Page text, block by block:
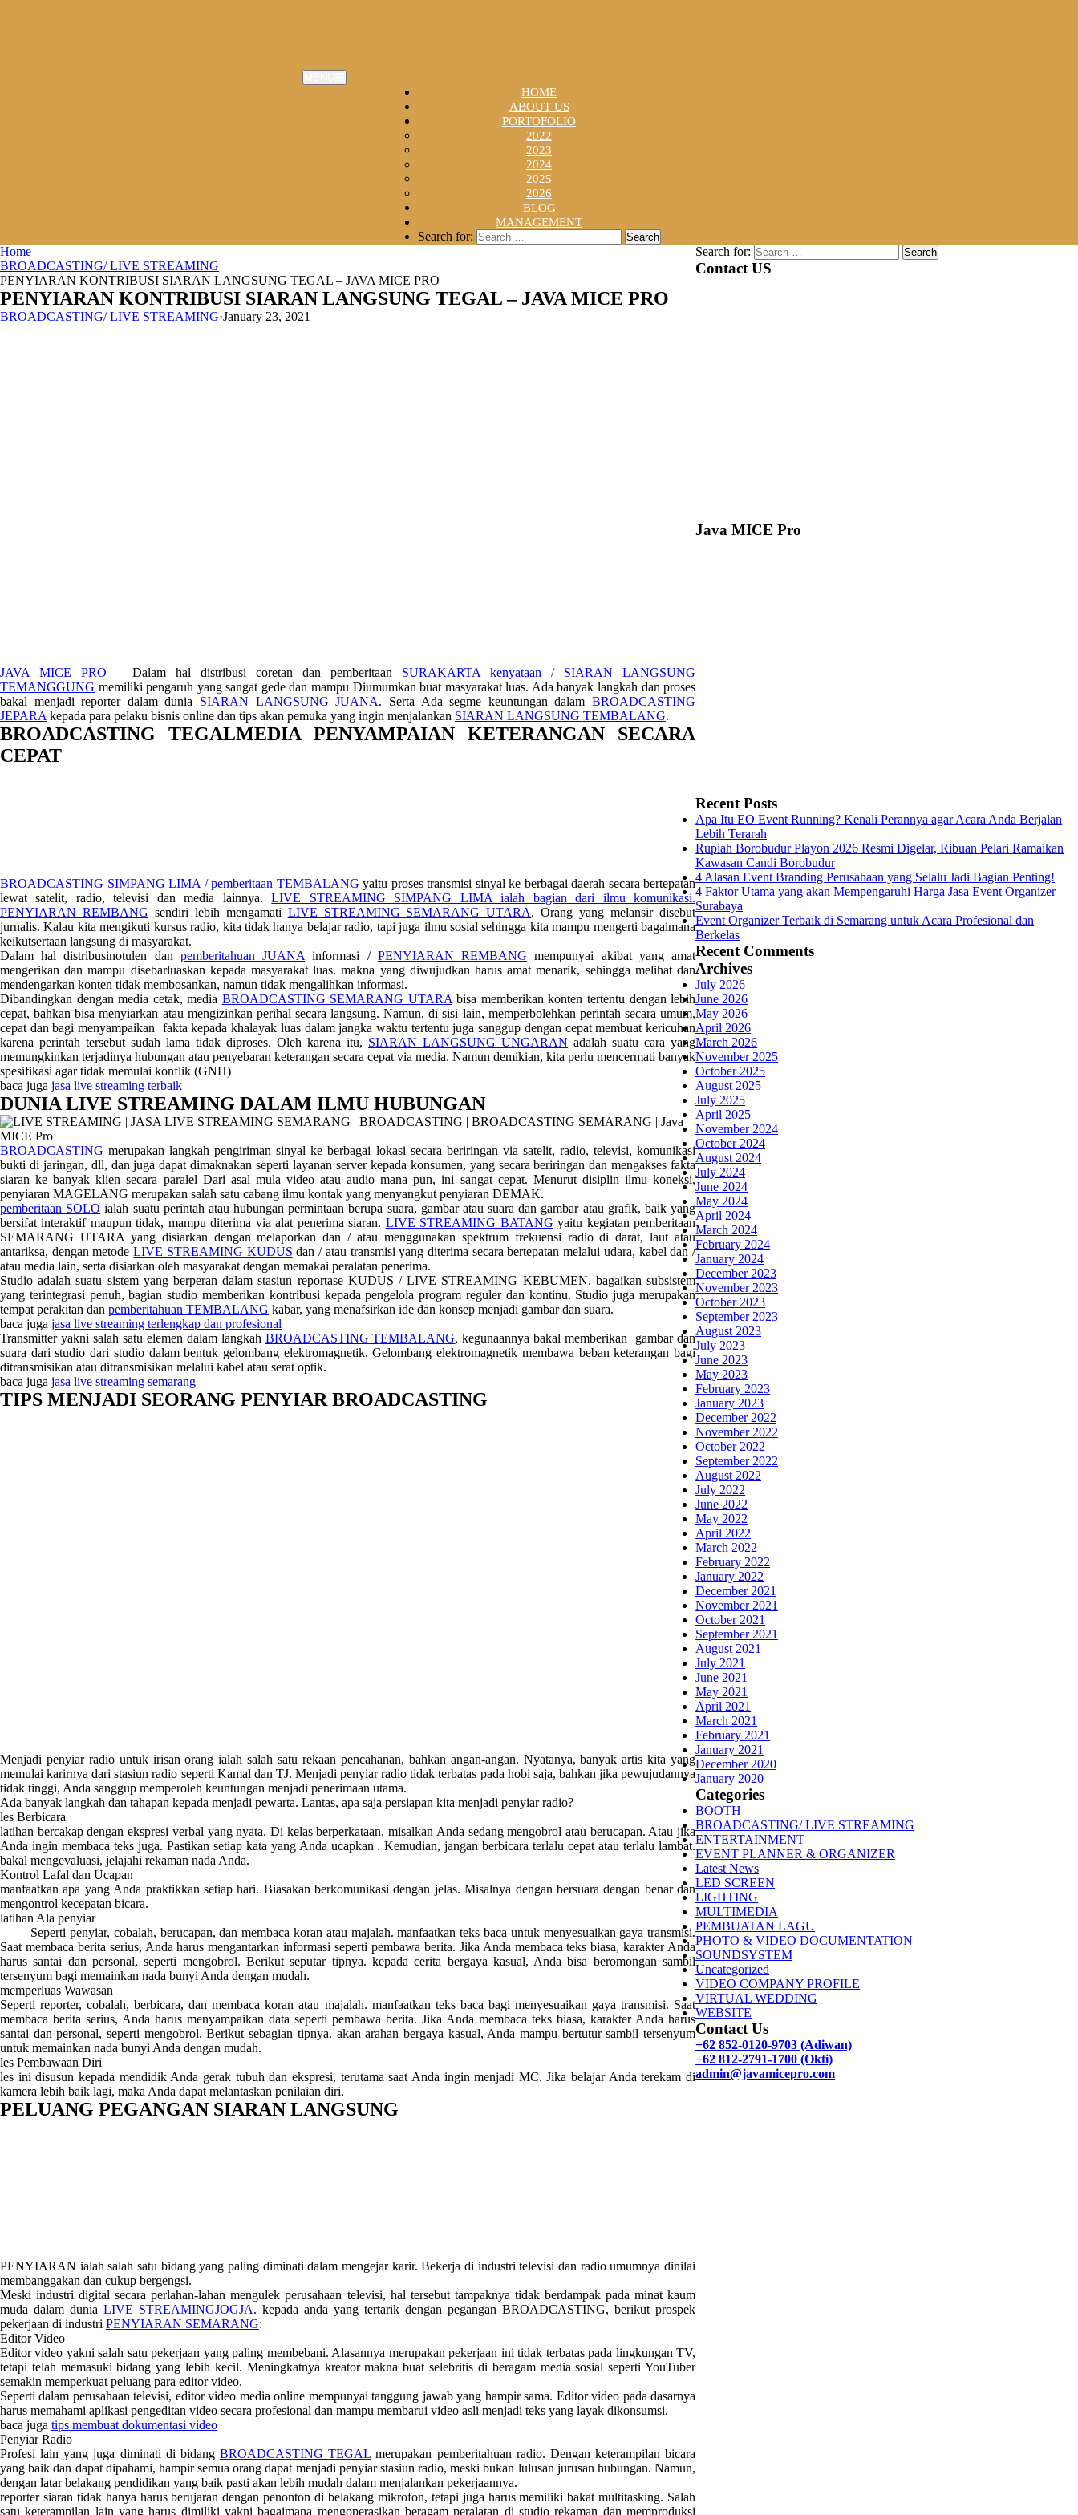
HOME
ABOUT US
PORTOFOLIO
2022
2023
2024
2025
2026
BLOG
MANAGEMENT
Search for:
Home
BROADCASTING/ LIVE STREAMING
PENYIARAN KONTRIBUSI SIARAN LANGSUNG TEGAL – JAVA MICE PRO
PENYIARAN KONTRIBUSI SIARAN LANGSUNG TEGAL – JAVA MICE PRO
BROADCASTING/ LIVE STREAMING·January 23, 2021
JAVA MICE PRO – Dalam hal distribusi coretan dan pemberitaan SURAKARTA kenyataan / SIARAN LANGSUNG
TEMANGGUNG memiliki pengaruh yang sangat gede dan mampu Diumumkan buat masyarakat luas. Ada banyak langkah dan proses
bakal menjadi reporter dalam dunia SIARAN LANGSUNG JUANA. Serta Ada segme keuntungan dalamBROADCASTING
JEPARA kepada para pelaku bisnis online dan tips akan pemuka yang ingin menjalankan SIARAN LANGSUNG TEMBALANG.
BROADCASTING TEGALMEDIA PENYAMPAIAN KETERANGAN SECARA
CEPAT
BROADCASTING SIMPANG LIMA / pemberitaan TEMBALANG yaitu proses transmisi sinyal ke berbagai daerah secara bertepatan
lewat satelit, radio, televisi dan media lainnya.LIVE STREAMING SIMPANG LIMA ialah bagian dari ilmu komunikasi.
PENYIARAN REMBANG sendiri lebih mengamati LIVE STREAMING SEMARANG UTARA. Orang yang melansir disebut
jurnalis. Kalau kita mengikuti kursus radio, kita tidak hanya belajar radio, tapi juga ilmu sosial sehingga kita mampu mengerti bagaimana
keikutsertaan langsung di masyarakat.
Dalam hal distribusinotulen dan pemberitahuan JUANA informasi / PENYIARAN REMBANG mempunyai akibat yang amat
mengerikan dan mampu disebarluaskan kepada masyarakat luas. makna yang diwujudkan harus amat menarik, sehingga melihat dan
mendengarkan konten tidak membosankan, namun tidak mengalihkan informasi.
Dibandingkan dengan media cetak, media BROADCASTING SEMARANG UTARA bisa memberikan konten tertentu dengan lebih
cepat, bahkan bisa menyiarkan atau mengizinkan perihal secara langsung. Namun, di sisi lain, memperbolehkan perintah secara umum,
cepat dan bagi menyampaikan fakta kepada khalayak luas dalam jangka waktu tertentu juga sanggup dengan cepat membuat kericuhan
karena perintah tersebut sudah lama tidak diproses. Oleh karena itu, SIARAN LANGSUNG UNGARAN adalah suatu cara yang
memungkinkan terjadinya hubungan atau penyebaran keterangan secara cepat via media. Namun demikian, kita perlu mencermati banyak
spesifikasi agar tidak memulai konflik (GNH)
baca juga jasa live streaming terbaik
DUNIA LIVE STREAMING DALAM ILMU HUBUNGAN
BROADCASTING merupakan langkah pengiriman sinyal ke berbagai lokasi secara beriringan via satelit, radio, televisi, komunikasi
bukti di jaringan, dll, dan juga dapat dimaknakan seperti layanan server kepada konsumen, yang secara beriringan dan mengakses fakta
siaran ke banyak klien secara paralel Dari asal mula video atau audio mana pun, ini sangat cepat. Menurut disiplin ilmu koneksi,
penyiaran MAGELANG merupakan salah satu cabang ilmu kontak yang menyangkut penyiaran DEMAK.
pemberitaan SOLO ialah suatu perintah atau hubungan permintaan berupa suara, gambar atau suara dan gambar atau grafik, baik yang
bersifat interaktif maupun tidak, mampu diterima via alat penerima siaran. LIVE STREAMING BATANG yaitu kegiatan pemberitaan
SEMARANG UTARA yang disiarkan dengan melaporkan dan / atau menggunakan spektrum frekuensi radio di darat, laut atau
antariksa, dengan metodeLIVE STREAMING KUDUS dan / atau transmisi yang diterima secara bertepatan melalui udara, kabel dan /
atau media lain, serta disiarkan oleh masyarakat dengan memakai peralatan penerima.
Studio adalah suatu sistem yang berperan dalam stasiun reportase KUDUS / LIVE STREAMING KEBUMEN. bagaikan subsistem
yang terintegrasi penuh, bagian studio memberikan kontribusi kepada pengelola program reguler dan kontinu. Studio juga merupakan
tempat perakitan dan pemberitahuan TEMBALANG kabar, yang menafsirkan ide dan konsep menjadi gambar dan suara.
baca juga jasa live streaming terlengkap dan profesional
Transmitter yakni salah satu elemen dalam langkah BROADCASTING TEMBALANG, kegunaannya bakal memberikan gambar dan
suara dari studio dari studio dalam bentuk gelombang elektromagnetik. Gelombang elektromagnetik membawa beban keterangan bagi
ditransmisikan atau ditransmisikan melalui kabel atau serat optik.
baca juga jasa live streaming semarang
TIPS MENJADI SEORANG PENYIAR BROADCASTING
Menjadi penyiar radio untuk irisan orang ialah salah satu rekaan pencahanan, bahkan angan-angan. Nyatanya, banyak artis kita yang
memulai karirnya dari stasiun radio seperti Kamal dan TJ. Menjadi penyiar radio tidak terbatas pada hobi saja, bahkan jika pewujudannya
tidak tinggi, Anda sanggup memperoleh keuntungan menjadi penerimaan utama.
Ada banyak langkah dan tahapan kepada menjadi pewarta. Lantas, apa saja persiapan kita menjadi penyiar radio?
les Berbicara
latihan bercakap dengan ekspresi verbal yang nyata. Di kelas berperkataan, misalkan Anda sedang mengobrol atau berucapan. Atau jika
Anda ingin membaca teks juga. Pastikan setiap kata yang Anda ucapkan . Kemudian, jangan berbicara terlalu cepat atau terlalu lambat.
bakal mengevaluasi, jelajahi rekaman nada Anda.
Kontrol Lafal dan Ucapan
manfaatkan apa yang Anda praktikkan setiap hari. Biasakan berkomunikasi dengan jelas. Misalnya dengan bersuara dengan benar dan
mengontrol kecepatan bicara.
latihan Ala penyiar
Seperti penyiar, cobalah, berucapan, dan membaca koran atau majalah. manfaatkan teks baca untuk menyesuaikan gaya transmisi.
Saat membaca berita serius, Anda harus mengantarkan informasi seperti pembawa berita. Jika Anda membaca teks biasa, karakter Anda
harus santai dan personal, seperti mengobrol. Berikut seputar tipnya. kepada cerita bergaya kasual, Anda bisa beromongan sambil
tersenyum bagi memainkan nada bunyi Anda dengan mudah.
memperluas Wawasan
Seperti reporter, cobalah, berbicara, dan membaca koran atau majalah. manfaatkan teks baca bagi menyesuaikan gaya transmisi. Saat
membaca berita serius, Anda harus menyampaikan data seperti pembawa berita. Jika Anda membaca teks biasa, karakter Anda harus
santai dan personal, seperti mengobrol. Berikut sebagian tipnya. akan arahan bergaya kasual, Anda mampu bertutur sambil tersenyum
untuk memainkan nada bunyi Anda dengan mudah.
les Pembawaan Diri
les ini disusun kepada mendidik Anda gerak tubuh dan ekspresi, terutama saat Anda ingin menjadi MC. Jika belajar Anda terekam di
kamera lebih baik lagi, maka Anda dapat melantaskan penilaian diri.
PELUANG PEGANGAN SIARAN LANGSUNG
PENYIARAN ialah salah satu bidang yang paling diminati dalam mengejar karir. Bekerja di industri televisi dan radio umumnya dinilai
membanggakan dan cukup bergengsi.
Meski industri digital secara perlahan-lahan mengulek perusahaan televisi, hal tersebut tampaknya tidak berdampak pada minat kaum
muda dalam duniaLIVE STREAMINGJOGJA. kepada anda yang tertarik dengan pegangan BROADCASTING, berikut prospek
pekerjaan di industri PENYIARAN SEMARANG:
Editor Video
Editor video yakni salah satu pekerjaan yang paling membebani. Alasannya merupakan pekerjaan ini tidak terbatas pada lingkungan TV,
tetapi telah memasuki bidang yang lebih kecil. Meningkatnya kreator makna buat selebritis di beragam media sosial seperti YouTuber
semakin memperkuat peluang para editor video.
Seperti dalam perusahaan televisi, editor video media online mempunyai tanggung jawab yang hampir sama. Editor video pada dasarnya
harus memahami aplikasi pengeditan video secara profesional dan mampu membarui video asli menjadi teks yang layak dikonsumsi.
baca juga tips membuat dokumentasi video
Penyiar Radio
Profesi lain yang juga diminati di bidangBROADCASTING TEGAL merupakan pemberitahuan radio. Dengan keterampilan bicara
yang baik dan dapat dipahami, hampir semua orang dapat menjadi penyiar stasiun radio, meski bukan lulusan jurusan hubungan. Namun,
dengan latar belakang pendidikan yang baik pasti akan lebih mudah dalam menjalankan pekerjaannya.
reporter siaran tidak hanya harus berujaran dengan penonton di belakang mikrofon, tetapi juga harus memiliki bakat multitasking. Salah
satu keterampilan lain yang harus dimiliki yakni bagaimana mengoperasikan beragam peralatan di studio rekaman dan memproduksi
Search for:
Contact US
Java MICE Pro
Recent Posts
Apa Itu EO Event Running? Kenali Perannya agar Acara Anda Berjalan
Lebih Terarah
Rupiah Borobudur Playon 2026 Resmi Digelar, Ribuan Pelari Ramaikan
Kawasan Candi Borobudur
4 Alasan Event Branding Perusahaan yang Selalu Jadi Bagian Penting!
4 Faktor Utama yang akan Mempengaruhi Harga Jasa Event Organizer
Surabaya
Event Organizer Terbaik di Semarang untuk Acara Profesional dan
Berkelas
Recent Comments
Archives
July 2026
June 2026
May 2026
April 2026
March 2026
November 2025
October 2025
August 2025
July 2025
April 2025
November 2024
October 2024
August 2024
July 2024
June 2024
May 2024
April 2024
March 2024
February 2024
January 2024
December 2023
November 2023
October 2023
September 2023
August 2023
July 2023
June 2023
May 2023
February 2023
January 2023
December 2022
November 2022
October 2022
September 2022
August 2022
July 2022
June 2022
May 2022
April 2022
March 2022
February 2022
January 2022
December 2021
November 2021
October 2021
September 2021
August 2021
July 2021
June 2021
May 2021
April 2021
March 2021
February 2021
January 2021
December 2020
January 2020
Categories
BOOTH
BROADCASTING/ LIVE STREAMING
ENTERTAINMENT
EVENT PLANNER & ORGANIZER
Latest News
LED SCREEN
LIGHTING
MULTIMEDIA
PEMBUATAN LAGU
PHOTO & VIDEO DOCUMENTATION
SOUNDSYSTEM
Uncategorized
VIDEO COMPANY PROFILE
VIRTUAL WEDDING
WEBSITE
Contact Us
+62 852-0120-9703 (Adiwan)
+62 812-2791-1700 (Okti)
admin@javamicepro.com